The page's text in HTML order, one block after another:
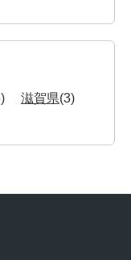
滋賀県(3)